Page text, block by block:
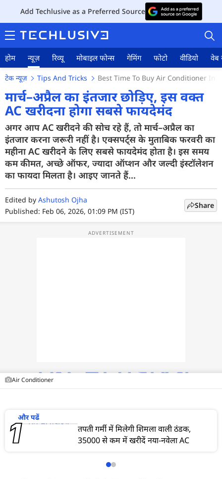
Add Techlusive as a Preferred Source
होम न्यूज़ रिव्यू मोबाइल फोन्स गेमिंग फोटो वीडियो वेब
होम
न्यूज़
रिव्यू
गेमिंग
टेक न्यूज़ Tips And Tricks Best Time To Buy Air Conditioner In
मार्च–अप्रैल का इंतजार छोड़िए, इस वक्त
AC खरीदना होगा सबसे फायदेमंद
अगर आप AC खरीदने की सोच रहे हैं, तो मार्च–अप्रैल का
इंतजार करना जरूरी नहीं है। एक्सपर्ट्स के मुताबिक फरवरी का
महीना AC खरीदने के लिए सबसे फायदेमंद होता है। इस समय
कम कीमत, अच्छे ऑफर, ज्यादा ऑप्शन और जल्दी इंस्टॉलेशन
का फायदा मिलता है। आइए जानते हैं...
Edited by Ashutosh Ojha
Published: Feb 06, 2026, 01:09 PM (IST)
Share
Air Conditioner
और पढें
तपती गर्मी में मिलेगी शिमला वाली ठंडक,
35000 से कम में खरीदें नया-नवेला AC